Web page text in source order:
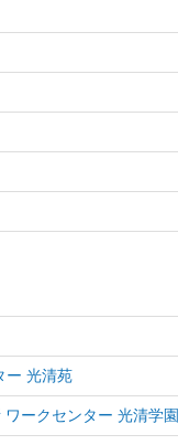
ー 光清苑
ークセンター 光清学園